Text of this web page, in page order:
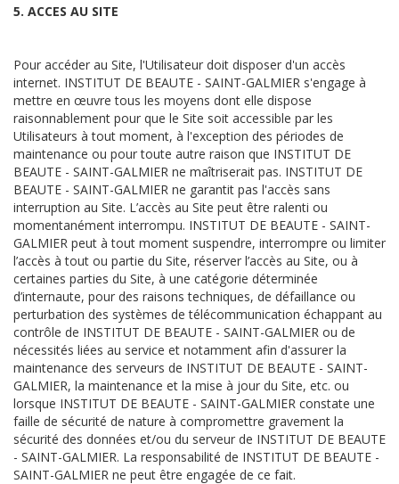
5. ACCES AU SITE
Pour accéder au Site, l'Utilisateur doit disposer d'un accès
internet. INSTITUT DE BEAUTE - SAINT-GALMIER s'engage à
mettre en œuvre tous les moyens dont elle dispose
raisonnablement pour que le Site soit accessible par les
Utilisateurs à tout moment, à l'exception des périodes de
maintenance ou pour toute autre raison que INSTITUT DE
BEAUTE - SAINT-GALMIER ne maîtriserait pas. INSTITUT DE
BEAUTE - SAINT-GALMIER ne garantit pas l'accès sans
interruption au Site. L’accès au Site peut être ralenti ou
momentanément interrompu. INSTITUT DE BEAUTE - SAINT-
GALMIER peut à tout moment suspendre, interrompre ou limiter
l’accès à tout ou partie du Site, réserver l’accès au Site, ou à
certaines parties du Site, à une catégorie déterminée
d’internaute, pour des raisons techniques, de défaillance ou
perturbation des systèmes de télécommunication échappant au
contrôle de INSTITUT DE BEAUTE - SAINT-GALMIER ou de
nécessités liées au service et notamment afin d'assurer la
maintenance des serveurs de INSTITUT DE BEAUTE - SAINT-
GALMIER, la maintenance et la mise à jour du Site, etc. ou
lorsque INSTITUT DE BEAUTE - SAINT-GALMIER constate une
faille de sécurité de nature à compromettre gravement la
sécurité des données et/ou du serveur de INSTITUT DE BEAUTE
- SAINT-GALMIER. La responsabilité de INSTITUT DE BEAUTE -
SAINT-GALMIER ne peut être engagée de ce fait.